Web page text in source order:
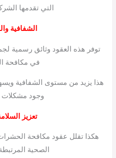
التي تقدمها
الشفافية
توفر هذه العقود وثائق رسمية
في مكافحة
هذا يزيد من مستوى الشفافية
وجود مشكلات
تعزيز
هكذا تقلل عقود مكافحة
الصحية